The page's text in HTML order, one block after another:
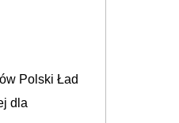
Polski Ład
dla